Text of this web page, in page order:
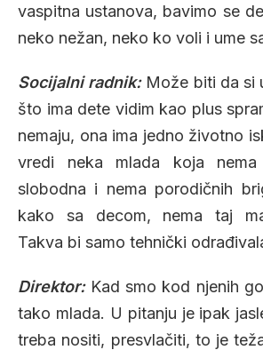
vaspitna ustanova, bavimo se
neko nežan, neko ko voli i ume
Socijalni radnik:Može biti da si
što ima dete vidim kao plus
nemaju, ona ima jedno životno
vredi neka mlada koja
slobodna i nema porodičnih
kako sa decom, nema taj
Takva bi samo tehnički
Direktor:Kad smo kod njenih
tako mlada. U pitanju je ipak
treba nositi, presvlačiti, to je